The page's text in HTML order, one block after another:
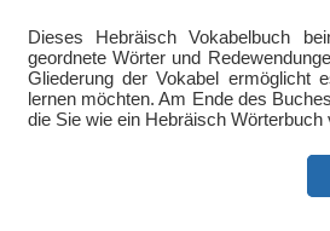
Dieses Hebräisch Vokabelbuch
geordnete Wörter und
Gliederung der Vokabel
lernen möchten. Am Ende des
die Sie wie ein Hebräisch Wörterbuch